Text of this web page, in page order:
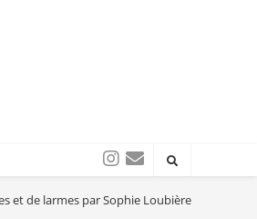
et de larmes par Sophie Loubière